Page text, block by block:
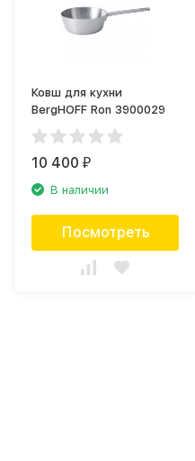
Ковш для кухни
BergHOFF Ron 3900029
10 400₽
В наличии
Посмотреть